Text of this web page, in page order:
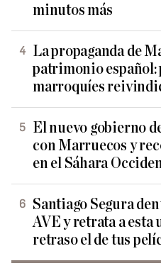
minutos más
La propaganda de
patrimonio
marroquíes
El nuevo gobierno
con Marruecos y
en el Sáhara
Santiago Segura
AVE y retrata a esta
retraso el de tus